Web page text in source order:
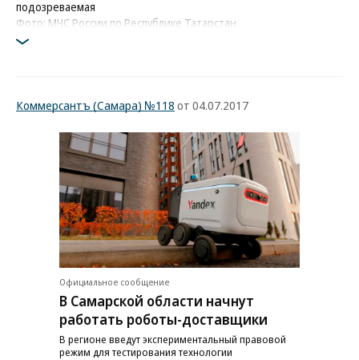
подозреваемая
Фото: МЧС России по Республике Татарстан
Коммерсантъ (Самара) №118 от 04.07.2017
Официальное сообщение
В Самарской области начнут
работать роботы-доставщики
В регионе введут экспериментальный правовой
режим для тестирования технологии